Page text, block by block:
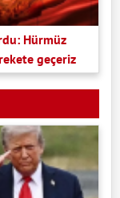
Hürmüz
geçeriz